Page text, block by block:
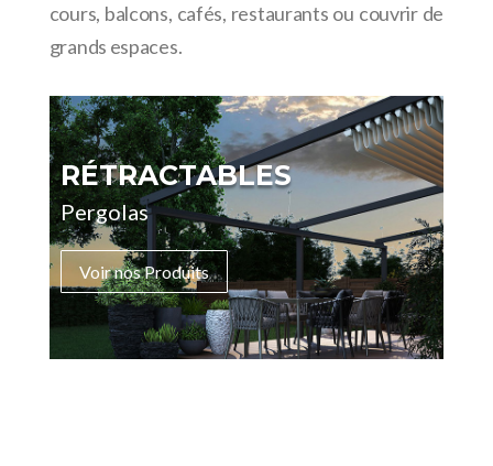
cours, balcons, cafés, restaurants ou couvrir de
grands espaces.
RÉTRACTABLES
Pergolas
Voir nos Produits